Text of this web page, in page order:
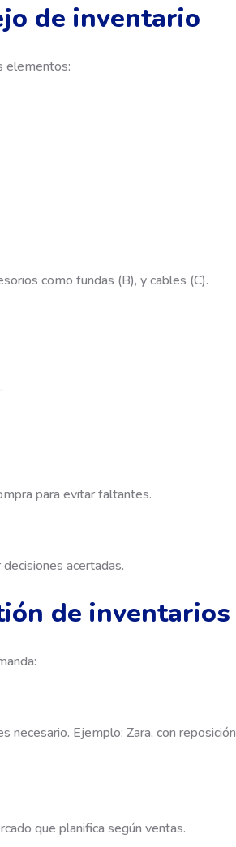
de inventario
elementos:
como fundas (B), y cables (C).
para evitar faltantes.
acertadas.
de inventarios
necesario. Ejemplo: Zara, con reposición
que planifica según ventas.